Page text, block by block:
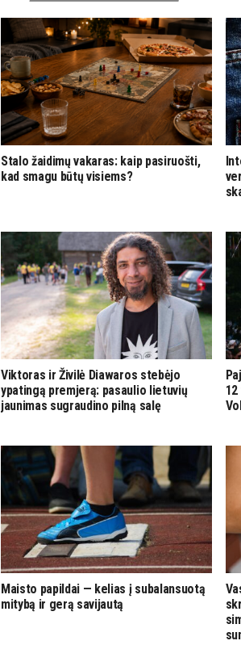
Stalo žaidimų vakaras: kaip pasiruošti,
kad smagu būtų visiems?
Viktoras ir Živilė Diawaros stebėjo
ypatingą premjerą: pasaulio lietuvių
jaunimas sugraudino pilną salę
Maisto papildai — kelias į subalansuotą
mitybą ir gerą savijautą